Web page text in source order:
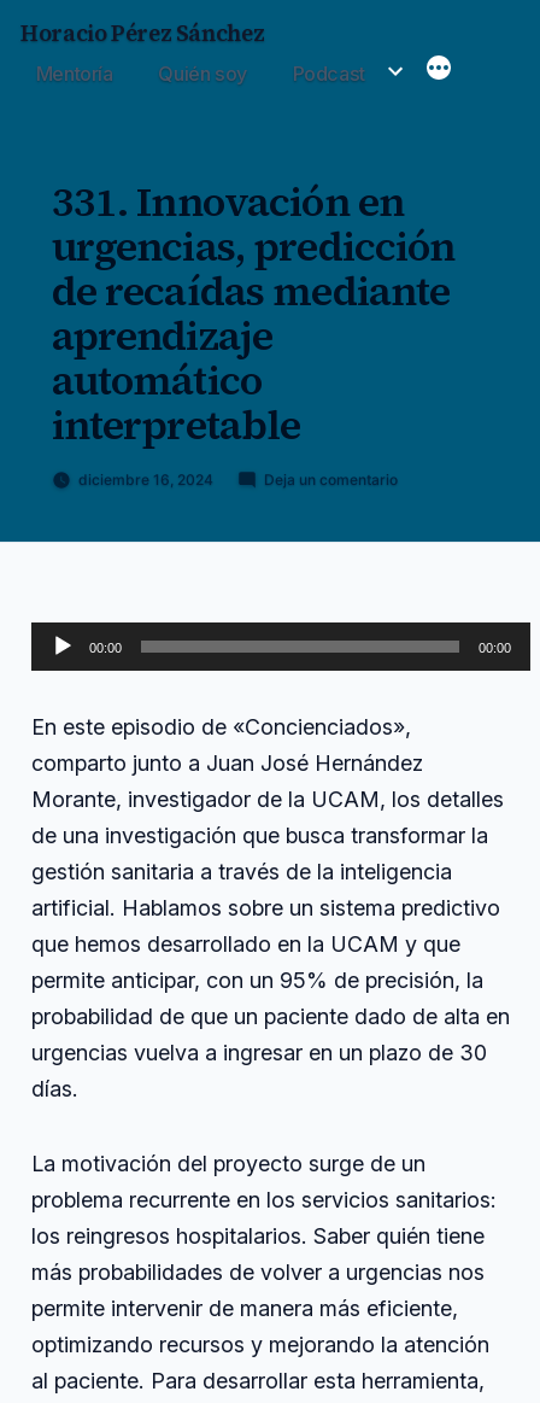
contenido
Horacio Pérez Sánchez
Mentoría Quién soy Podcast
331. Innovación en
urgencias, predicción
de recaídas mediante
aprendizaje
automático
interpretable
diciembre 16, 2024 Deja un comentarioen
en
recaídas
interpretable
Reproductor
de
00:00 00:00
En este episodio de «Concienciados»,
comparto junto a Juan José Hernández
Morante, investigador de la UCAM, los detalles
de una investigación que busca transformar la
gestión sanitaria a través de la inteligencia
artificial. Hablamos sobre un sistema predictivo
que hemos desarrollado en la UCAM y que
permite anticipar, con un 95% de precisión, la
probabilidad de que un paciente dado de alta en
urgencias vuelva a ingresar en un plazo de 30
días.
La motivación del proyecto surge de un
problema recurrente en los servicios sanitarios:
los reingresos hospitalarios. Saber quién tiene
más probabilidades de volver a urgencias nos
permite intervenir de manera más eficiente,
optimizando recursos y mejorando la atención
al paciente. Para desarrollar esta herramienta,